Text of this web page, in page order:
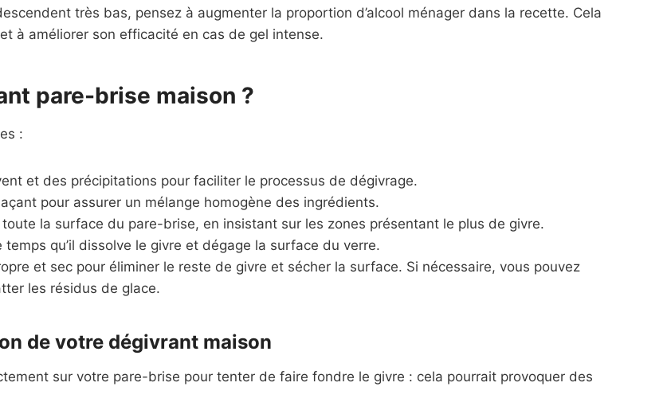
très bas, pensez à augmenter la proportion d’alcool ménager dans la recette. Cela
à améliorer son efficacité en cas de gel intense.
pare-brise maison ?
:
et des précipitations pour faciliter le processus de dégivrage.
pour assurer un mélange homogène des ingrédients.
toute la surface du pare-brise, en insistant sur les zones présentant le plus de givre.
qu’il dissolve le givre et dégage la surface du verre.
et sec pour éliminer le reste de givre et sécher la surface. Si nécessaire, vous pouvez
les résidus de glace.
de votre dégivrant maison
sur votre pare-brise pour tenter de faire fondre le givre : cela pourrait provoquer des